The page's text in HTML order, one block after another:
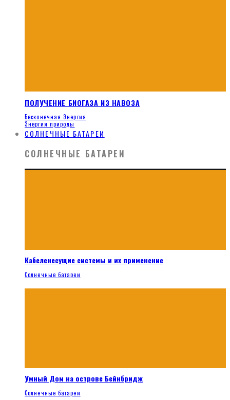
ПОЛУЧЕНИЕ БИОГАЗА ИЗ НАВОЗА
Бесконечная Энергия
Энергия природы
СОЛНЕЧНЫЕ БАТАРЕИ
СОЛНЕЧНЫЕ БАТАРЕИ
Кабеленесущие системы и их применение
Солнечные батареи
Умный Дом на острове Бейнбридж
Солнечные батареи